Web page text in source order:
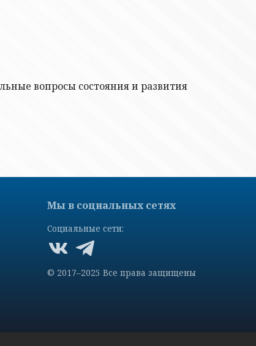
вопросы состояния и развития
Мы в социальных сетях
Социальные сети:
© 2017–2025 Все права защищены